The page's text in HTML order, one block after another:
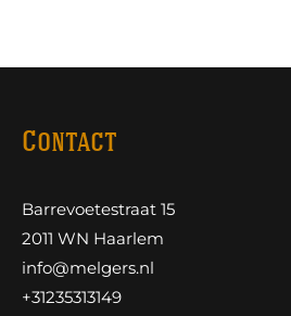
Contact
Barrevoetestraat 15
2011 WN Haarlem
info@melgers.nl
+31235313149